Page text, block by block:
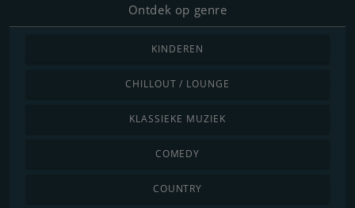
Ontdek op genre
KINDEREN
CHILLOUT / LOUNGE
KLASSIEKE MUZIEK
COMEDY
COUNTRY